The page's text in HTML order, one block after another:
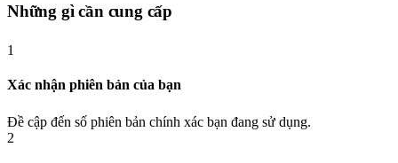
Những gì cần cung cấp
1
Xác nhận phiên bản của bạn
Đề cập đến số phiên bản chính xác bạn đang sử dụng.
2